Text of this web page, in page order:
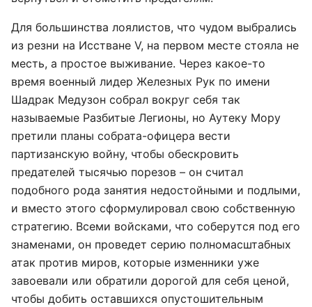
Для большинства лоялистов, что чудом выбрались
из резни на Исстване V, на первом месте стояла не
месть, а простое выживание. Через какое-то
время военный лидер Железных Рук по имени
Шадрак Медузон собрал вокруг себя так
называемые Разбитые Легионы, но Аутеку Мору
претили планы собрата-офицера вести
партизанскую войну, чтобы обескровить
предателей тысячью порезов – он считал
подобного рода занятия недостойными и подлыми,
и вместо этого сформулировал свою собственную
стратегию. Всеми войсками, что соберутся под его
знаменами, он проведет серию полномасштабных
атак против миров, которые изменники уже
завоевали или обратили дорогой для себя ценой,
чтобы добить оставшихся опустошительным